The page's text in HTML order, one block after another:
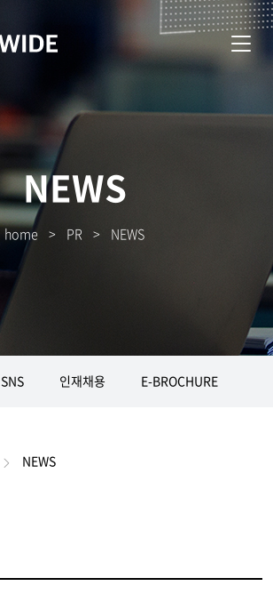
NEWS
home > PR > NEWS
SNS 인재채용 E-BROCHURE
NEWS